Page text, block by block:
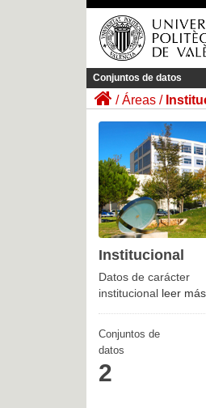
Conjuntos de datos
Áreas
Institucional
Datos de carácter
institucional leer más
Conjuntos de
datos
2